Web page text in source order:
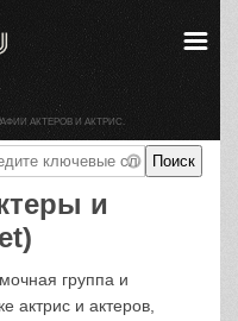
и
группа и
актрис и актеров,
АКТЕРОВ И АКТРИС.